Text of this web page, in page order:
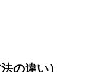
の違い）